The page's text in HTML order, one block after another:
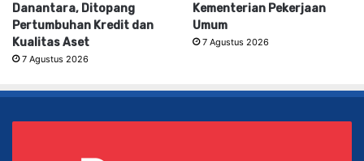
Danantara, Ditopang
Pertumbuhan Kredit dan
Kualitas Aset
7 Agustus 2026
Kementerian Pekerjaan
Umum
7 Agustus 2026